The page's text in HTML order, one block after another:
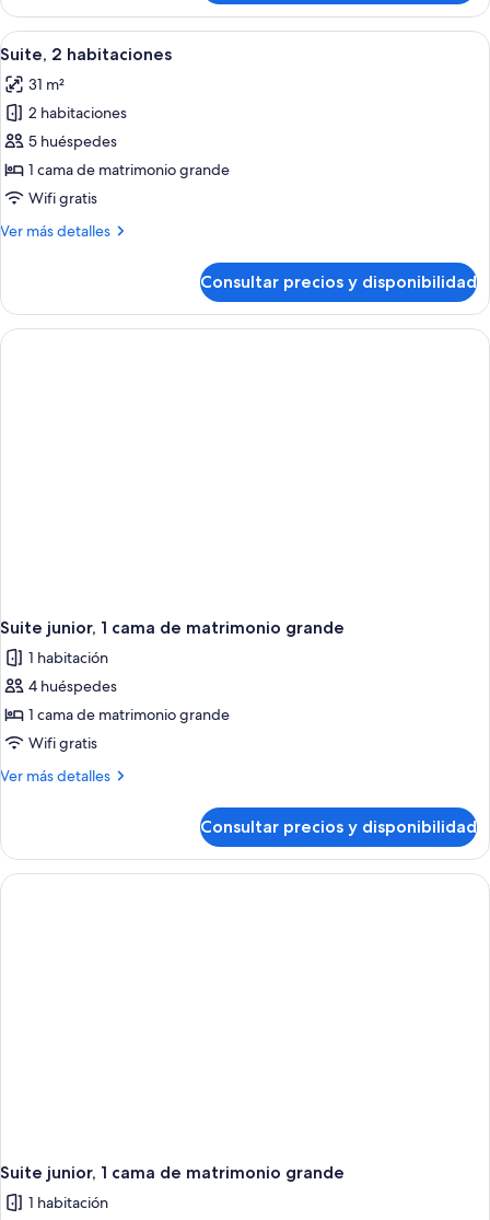
2
habitaciones
Abrir
todas
las
fotos
de
Suite,
2
Un comedor moderno con muebles
9
Suite, 2 habitaciones
31 m²
2 habitaciones
5 huéspedes
1 cama de matrimonio grande
Wifi gratis
Ver más detalles
Más
2
habitaciones
Consultar precios y disponibilidad
Suite junior, 1 cama de matrimonio grande
1 habitación
4 huéspedes
1 cama de matrimonio grande
Wifi gratis
Ver más detalles
Más
junior,
cama
Consultar precios y disponibilidad
Suite junior, 1 cama de matrimonio grande
1 habitación